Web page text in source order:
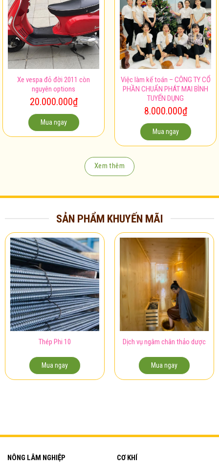
Xe vespa đỏ đời 2011 còn
nguyên options
20.000.000₫
Mua ngay
Việc làm kế toán – CÔNG TY CỔ
PHẦN CHUẨN PHÁT MAI BÌNH
TUYỂN DỤNG
8.000.000₫
Mua ngay
Xem thêm
SẢN PHẨM KHUYẾN MÃI
Thép Phi 10
Mua ngay
Dịch vụ ngâm chân thảo dược
Mua ngay
NÔNG LÂM NGHIỆP CƠ KHÍ